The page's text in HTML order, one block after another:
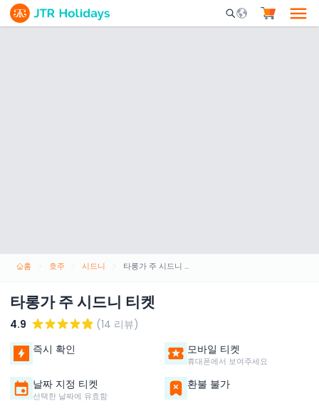
Mobile Search
홈 호주 시드니 타롱가 주 시드니 티켓
타롱가 주 시드니 티켓
4.9
(14 리뷰)
즉시 확인
모바일 티켓
휴대폰에서 보여주세요
날짜 지정 티켓
선택한 날짜에 유효함
환불 불가